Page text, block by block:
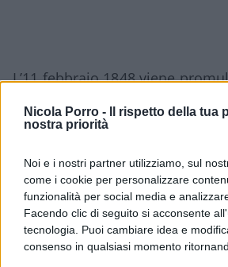
Nicola Porro -
Il rispetto della tua
nostra priorità
Noi e i nostri partner utilizziamo, sul
come i cookie per personalizzare
funzionalità per social media e
Facendo clic di seguito si acconsente
tecnologia. Puoi cambiare idea e
consenso in qualsiasi momento
L’11 febbraio 1848 viene
Costituzione politica del Reame
Con essa i suoi promotori
ancien régime superato dal
tempi, per trasferirla nella
monarchia costituzionale.